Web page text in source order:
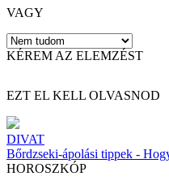
VAGY
KÉREM AZ ELEMZÉST
EZT EL KELL OLVASNOD
DIVAT
Bőrdzseki-ápolási tippek -
HOROSZKÓP